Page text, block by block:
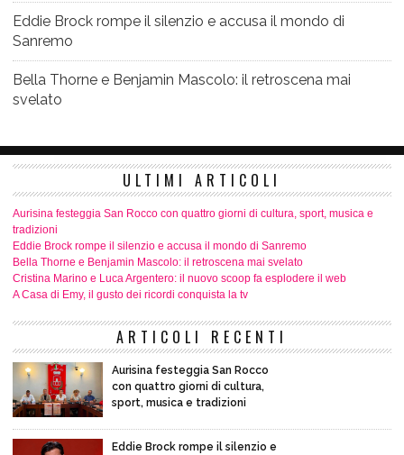
Eddie Brock rompe il silenzio e accusa il mondo di
Sanremo
Bella Thorne e Benjamin Mascolo: il retroscena mai
svelato
ULTIMI ARTICOLI
Aurisina festeggia San Rocco con quattro giorni di cultura, sport, musica e
tradizioni
Eddie Brock rompe il silenzio e accusa il mondo di Sanremo
Bella Thorne e Benjamin Mascolo: il retroscena mai svelato
Cristina Marino e Luca Argentero: il nuovo scoop fa esplodere il web
A Casa di Emy, il gusto dei ricordi conquista la tv
ARTICOLI RECENTI
Aurisina festeggia San Rocco
con quattro giorni di cultura,
sport, musica e tradizioni
Eddie Brock rompe il silenzio e